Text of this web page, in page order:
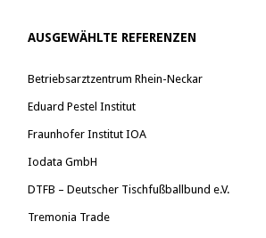
AUSGEWÄHLTE REFERENZEN
Betriebsarztzentrum Rhein-Neckar
Eduard Pestel Institut
Fraunhofer Institut IOA
Iodata GmbH
DTFB – Deutscher Tischfußballbund e.V.
Tremonia Trade